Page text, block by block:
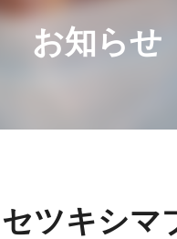
お知らせ
ツキシマ